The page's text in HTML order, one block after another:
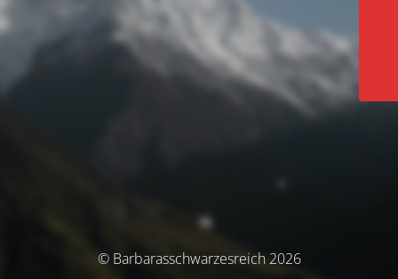
© Barbarasschwarzesreich 2026